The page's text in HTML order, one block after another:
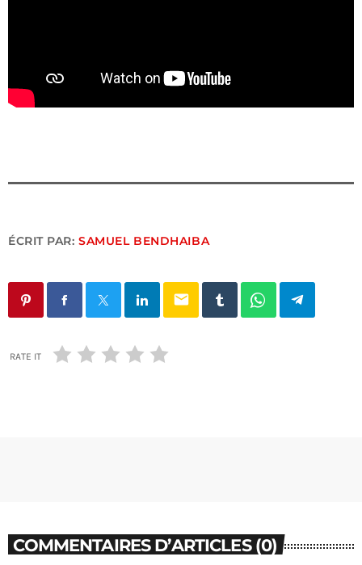
ÉCRIT PAR:SAMUEL BENDHAIBA
email
RATE IT
COMMENTAIRES D’ARTICLES (0)